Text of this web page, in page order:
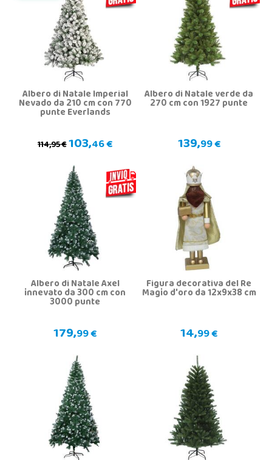
Albero di Natale Imperial
Nevado da 210 cm con 770
punte Everlands
114,95 €103,46 €
Albero di Natale verde da
270 cm con 1927 punte
139,99 €
Albero di Natale Axel
innevato da 300 cm con
3000 punte
179,99 €
Figura decorativa del Re
Magio d'oro da 12x9x38 cm
14,99 €